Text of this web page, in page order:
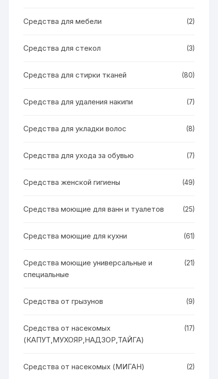
Средства для мебели (2)
Средства для стекол (3)
Средства для стирки тканей (80)
Средства для удаления накипи (7)
Средства для укладки волос (8)
Средства для ухода за обувью (7)
Средства женской гигиены (49)
Средства моющие для ванн и туалетов (25)
Средства моющие для кухни (61)
Средства моющие универсальные и
специальные
(21)
Средства от грызунов (9)
Средства от насекомых
(КАПУТ,МУХОЯР,НАДЗОР,ТАЙГА)
(17)
Средства от насекомых (МИГАН) (2)